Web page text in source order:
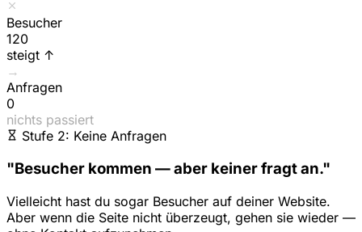
Besucher
147
steigt ↑
→
Anfragen
0
nichts passiert
Stufe 2: Keine Anfragen
"Besucher kommen — aber keiner fragt an."
Vielleicht hast du sogar Besucher auf deiner Website.
Aber wenn die Seite nicht überzeugt, gehen sie wieder —